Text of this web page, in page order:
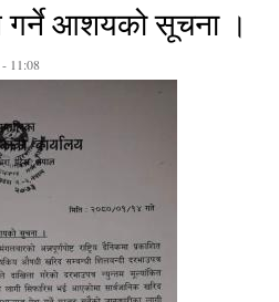
गर्ने आशयको सूचना ।
11:08